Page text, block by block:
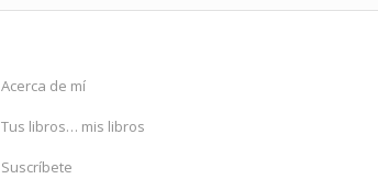
Acerca de mí
Tus libros… mis libros
Suscríbete